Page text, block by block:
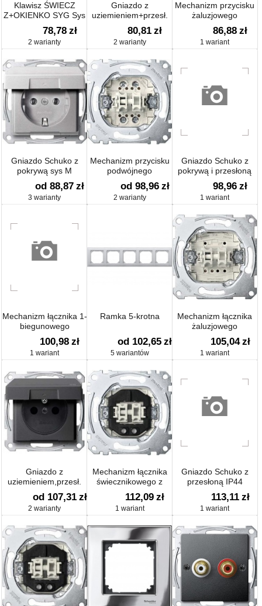
Klawisz ŚWIECZ
Z+OKIENKO SYG Sys
M
78,78 zł
2 warianty
Gniazdo z
uziemieniem+przesł.
TPB, sys M
80,81 zł
2 warianty
Mechanizm przycisku
żaluzjowego
86,88 zł
1 wariant
Gniazdo Schuko z
pokrywą sys M
od 88,87 zł
3 warianty
Mechanizm przycisku
podwójnego
od 98,96 zł
2 warianty
Gniazdo Schuko z
pokrywą i przesłoną
sys M
98,96 zł
1 wariant
Mechanizm łącznika 1-
biegunowego
100,98 zł
1 wariant
Ramka 5-krotna
od 102,65 zł
5 wariantów
Mechanizm łącznika
żaluzjowego
105,04 zł
1 wariant
Gniazdo z
uziemieniem,przesł.
Z.BEZ.KL.IP44 sys M
od 107,31 zł
2 warianty
Mechanizm łącznika
świecznikowego z
sygnalizatorem
112,09 zł
1 wariant
Gniazdo Schuko z
przesłoną IP44
113,11 zł
1 wariant